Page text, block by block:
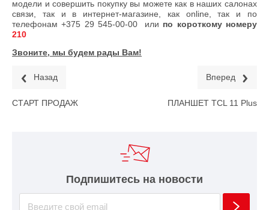
модели и совершить покупку вы можете как в наших салонах
связи, так и в интернет-магазине, как online, так и по
телефонам+375 29 545-00-00 или по короткому номеру
210
Звоните, мы будем рады Вам!
Назад
СТАРТ ПРОДАЖ
Вперед
ПЛАНШЕТ TCL 11 Plus
Подпишитесь на новости